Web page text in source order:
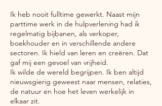
Ik heb nooit fulltime gewerkt. Naast mijn
parttime werk in de hulpverlening had ik
regelmatig bijbanen, als verkoper,
boekhouder en in verschillende andere
sectoren. Ik hield van leren en creëren. Dat
gaf mij een gevoel van vrijheid.
Ik wilde de wereld begrijpen. Ik ben altijd
nieuwsgierig geweest naar mensen, relaties,
de natuur en hoe het leven werkelijk in
elkaar zit.